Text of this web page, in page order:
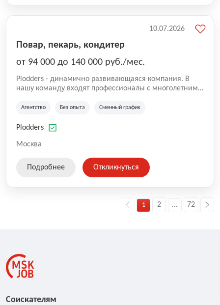
Повар, пекарь, кондитер
от 94 000 до 140 000 руб./мес.
Plodders - динамично развивающаяся компания. В
нашу команду входят профессионалы с многолетним
на рынке аутсорсинга, а накопленный опыт позволяют
оказываемых услуг.
Агентство Без опыта Сменный график
Plodders
Москва
10.07.2026
Подробнее Откликнуться
1 2 ... 72
Соискателям